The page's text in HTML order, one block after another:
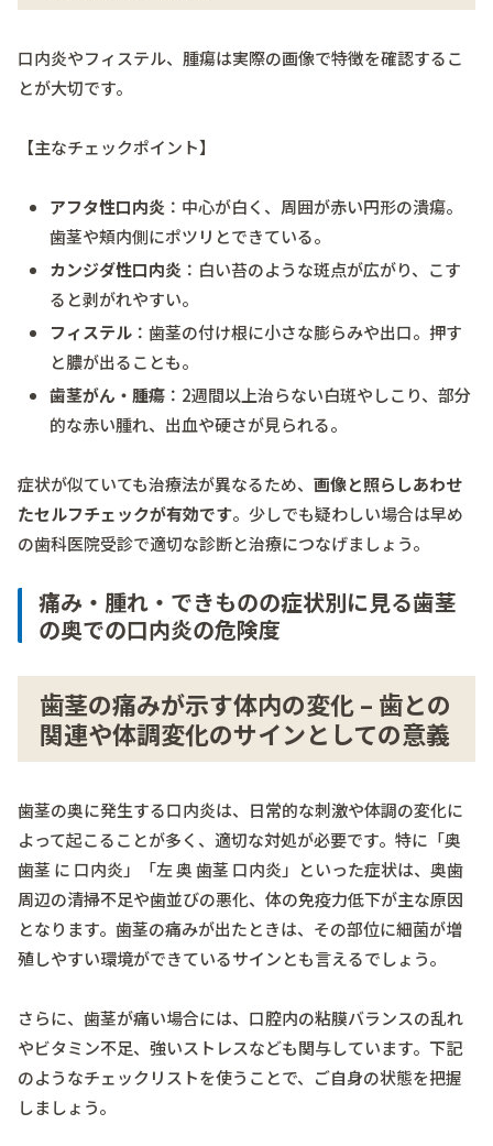
口内炎やフィステル、腫瘍は実際の画像で特徴を確認するこ
とが大切です。
【主なチェックポイント】
アフタ性口内炎 ：中心が白く、周囲が赤い円形の潰瘍。
歯茎や頬内側にポツリとできている。
カンジダ性口内炎 ：白い苔のような斑点が広がり、こす
ると剥がれやすい。
フィステル ：歯茎の付け根に小さな膨らみや出口。押す
と膿が出ることも。
歯茎がん・腫瘍 ：2週間以上治らない白斑やしこり、部分
的な赤い腫れ、出血や硬さが見られる。
症状が似ていても治療法が異なるため、 画像と照らしあわせ
たセルフチェックが有効です。少しでも疑わしい場合は早め
の歯科医院受診で適切な診断と治療につなげましょう。
痛み・腫れ・できものの症状別に見る歯茎
の奥での口内炎の危険度
歯茎の痛みが示す体内の変化 – 歯との
関連や体調変化のサインとしての意義
歯茎の奥に発生する口内炎は、日常的な刺激や体調の変化に
よって起こることが多く、適切な対処が必要です。特に「奥
歯茎 に 口内炎」「左 奥 歯茎 口内炎」といった症状は、奥歯
周辺の清掃不足や歯並びの悪化、体の免疫力低下が主な原因
となります。歯茎の痛みが出たときは、その部位に細菌が増
殖しやすい環境ができているサインとも言えるでしょう。
さらに、歯茎が痛い場合には、口腔内の粘膜バランスの乱れ
やビタミン不足、強いストレスなども関与しています。下記
のようなチェックリストを使うことで、ご自身の状態を把握
しましょう。